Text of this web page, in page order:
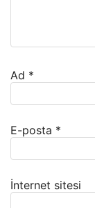
Ad *
E-posta *
İnternet sitesi